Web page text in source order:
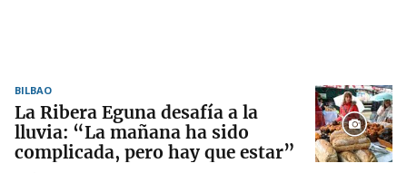
BILBAO
La Ribera Eguna desafía a la
lluvia: “La mañana ha sido
complicada, pero hay que estar”